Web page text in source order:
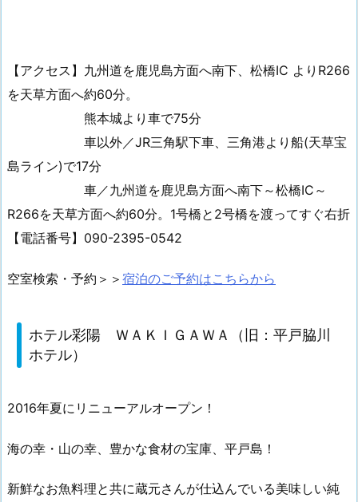
【アクセス】九州道を鹿児島方面へ南下、松橋IC よりR266
を天草方面へ約60分。
熊本城より車で75分
車以外／JR三角駅下車、三角港より船(天草宝
島ライン)で17分
車／九州道を鹿児島方面へ南下～松橋IC～
R266を天草方面へ約60分。1号橋と2号橋を渡ってすぐ右折
【電話番号】090-2395-0542
空室検索・予約＞＞ 宿泊のご予約はこちらから
ホテル彩陽 ＷＡＫＩＧＡＷＡ（旧：平戸脇川
ホテル）
2016年夏にリニューアルオープン！
海の幸・山の幸、豊かな食材の宝庫、平戸島！
新鮮なお魚料理と共に蔵元さんが仕込んでいる美味しい純